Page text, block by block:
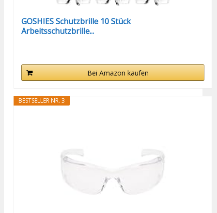
GOSHIES Schutzbrille 10 Stück
Arbeitsschutzbrille...
Bei Amazon kaufen
BESTSELLER NR. 3